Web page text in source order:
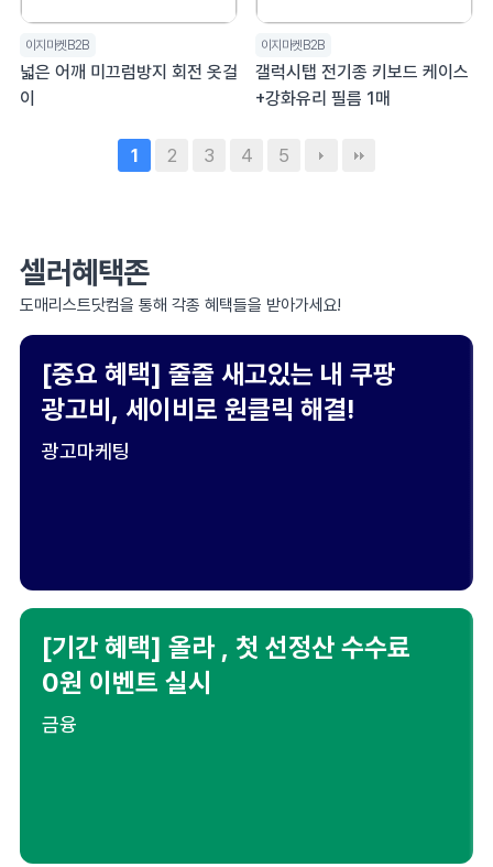
이지마켓B2B
넓은 어깨 미끄럼방지 회전 옷걸
이
이지마켓B2B
갤럭시탭 전기종 키보드 케이스
+강화유리 필름 1매
1 2 3 4 5
셀러혜택존
도매리스트닷컴을 통해 각종 혜택들을 받아가세요!
[중요 혜택] 줄줄 새고있는 내 쿠팡
광고비, 세이비로 원클릭 해결!
광고마케팅
[기간 혜택] 올라 , 첫 선정산 수수료
0원 이벤트 실시
금융